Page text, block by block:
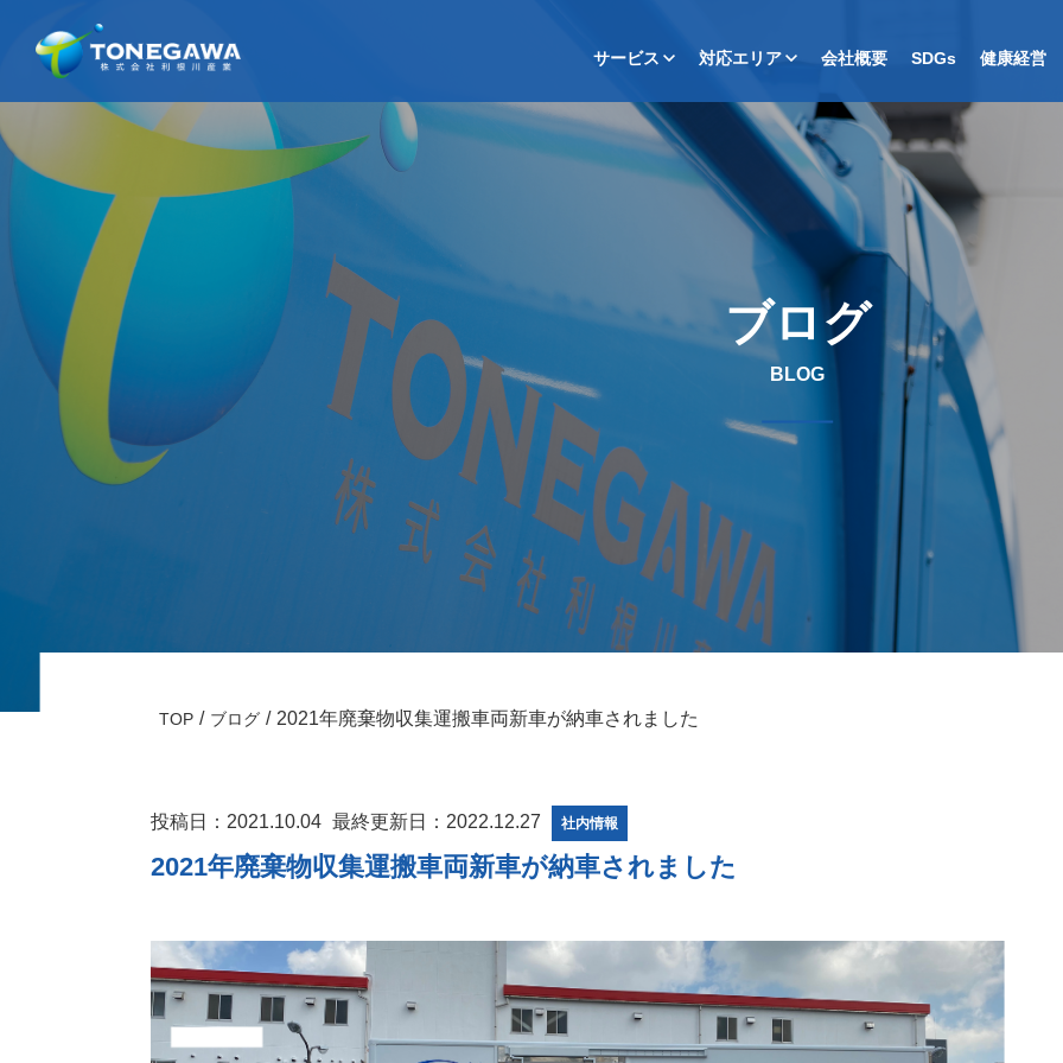
サービス 対応エリア 会社概要 SDGs 健康経営
ブログ
BLOG
TOP ブログ 2021年廃棄物収集運搬車両新車が納車されました
投稿日：2021.10.04 最終更新日：2022.12.27 社内情報
2021年廃棄物収集運搬車両新車が納車されました